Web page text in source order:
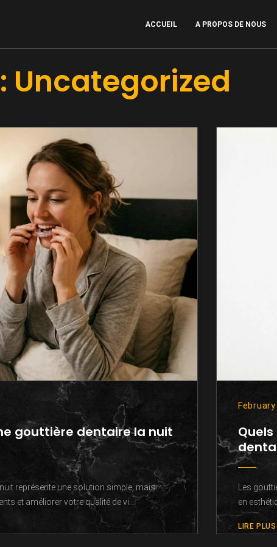
ACCUEIL A PROPOS DE NOUS
Uncategorized
gouttière dentaire la nuit
représente une solution simple, mais
et améliorer votre qualité de vi...
Les
en
LIRE PLUS